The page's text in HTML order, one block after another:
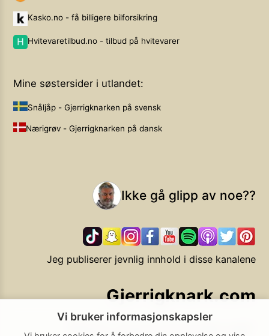
Kasko.no - få billigere bilforsikring
Hvitevaretilbud.no - tilbud på hvitevarer
Mine søstersider i utlandet:
Snåljåp - Gjerrigknarken på svensk
Nærigrøv - Gjerrigknarken på dansk
Ikke gå glipp av noe??
Jeg publiserer jevnlig innhold i disse kanalene
Gjerrigknark.com
Ekstra smarte forbrukervalg
Vi bruker informasjonskapsler